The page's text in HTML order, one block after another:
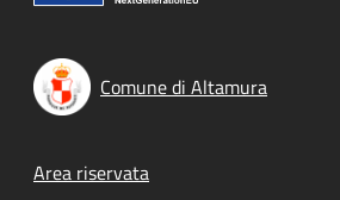
Comune di Altamura
Footer menu
Area riservata